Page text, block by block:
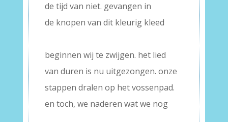
de tijd van niet. gevangen in
de knopen van dit kleurig kleed
beginnen wij te zwijgen. het lied
van duren is nu uitgezongen. onze
stappen dralen op het vossenpad.
en toch, we naderen wat we nog